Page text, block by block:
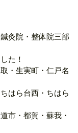
灸院・整体院三部
た！
・生実町・仁戸名
はら台西・ちはら
市・都賀・蘇我・